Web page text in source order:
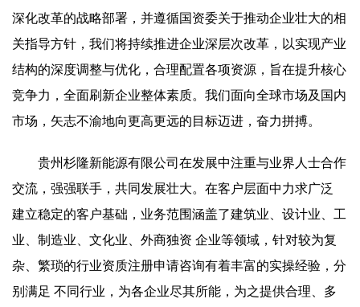
深化改革的战略部署，并遵循国资委关于推动企业壮大的相
关指导方针，我们将持续推进企业深层次改革，以实现产业
结构的深度调整与优化，合理配置各项资源，旨在提升核心
竞争力，全面刷新企业整体素质。我们面向全球市场及国内
市场，矢志不渝地向更高更远的目标迈进，奋力拼搏。
贵州杉隆新能源有限公司在发展中注重与业界人士合作
交流，强强联手，共同发展壮大。在客户层面中力求广泛
建立稳定的客户基础，业务范围涵盖了建筑业、设计业、工
业、制造业、文化业、外商独资 企业等领域，针对较为复
杂、繁琐的行业资质注册申请咨询有着丰富的实操经验，分
别满足 不同行业，为各企业尽其所能，为之提供合理、多